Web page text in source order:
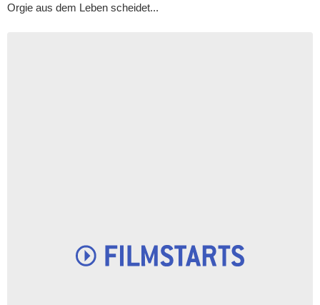
Orgie aus dem Leben scheidet...